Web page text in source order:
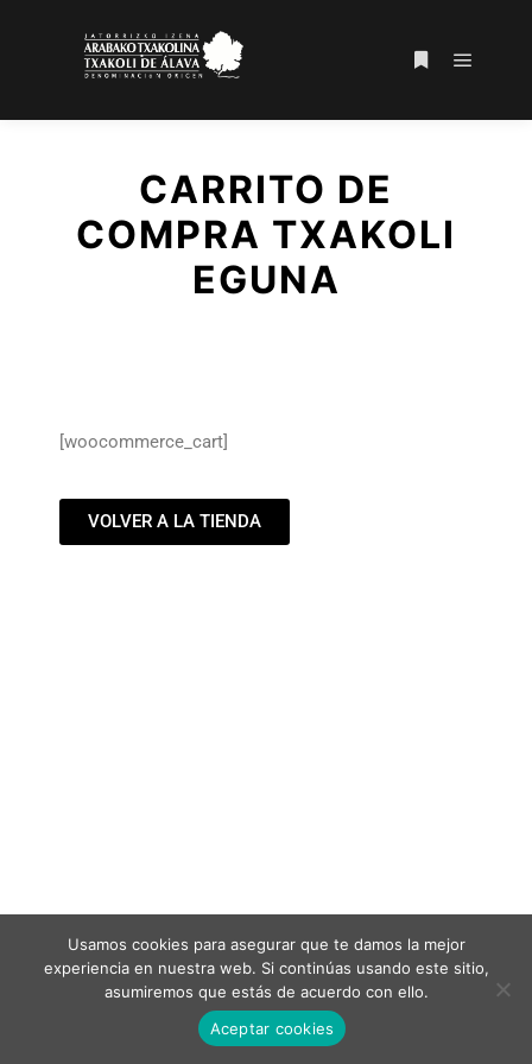
CARRITO DE
COMPRA TXAKOLI
EGUNA
[woocommerce_cart]
VOLVER A LA TIENDA
Usamos cookies para asegurar que te damos la mejor
experiencia en nuestra web. Si continúas usando este sitio,
asumiremos que estás de acuerdo con ello.
Aceptar cookies